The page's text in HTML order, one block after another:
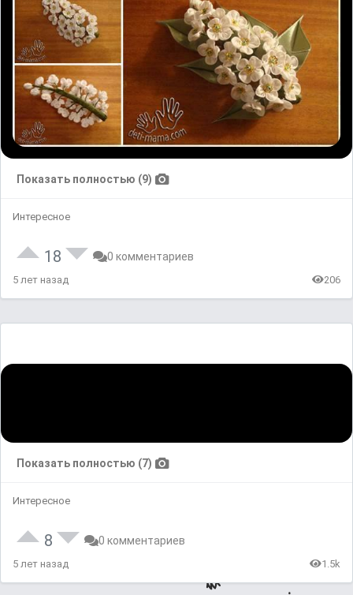
Показать полностью (9)
Интересное
18 0 комментариев
5 лет назад 206
Показать полностью (7)
Интересное
8 0 комментариев
5 лет назад 1.5k